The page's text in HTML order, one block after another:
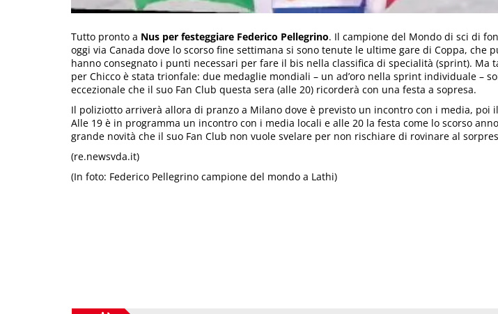
Tutto pronto a Nus per festeggiare Federico Pellegrino. Il campione del Mondo di sci di
oggi via Canada dove lo scorso fine settimana si sono tenute le ultime gare di Coppa, che
hanno consegnato i punti necessari per fare il bis nella classifica di specialità (sprint). Ma
per Chicco è stata trionfale: due medaglie mondiali – un ad’oro nella sprint individuale –
eccezionale che il suo Fan Club questa sera (alle 20) ricorderà con una festa a sopresa.
Il poliziotto arriverà allora di pranzo a Milano dove è previsto un incontro con i media, poi
Alle 19 è in programma un incontro con i media locali e alle 20 la festa come lo scorso
grande novità che il suo Fan Club non vuole svelare per non rischiare di rovinare al
(re.newsvda.it)
(In foto: Federico Pellegrino campione del mondo a Lathi)